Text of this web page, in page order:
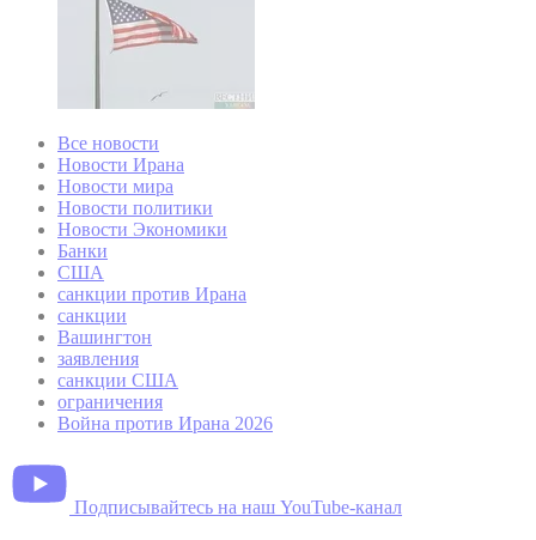
Все новости
Новости Ирана
Новости мира
Новости политики
Новости Экономики
Банки
США
санкции против Ирана
санкции
Вашингтон
заявления
санкции США
ограничения
Война против Ирана 2026
Подписывайтесь на наш YouTube-канал